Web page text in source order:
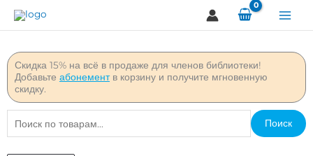
Перейти
Скидка 15% на всё в продаже для членов библиотеки!
Добавьте абонементв корзину и получите мгновенную
скидку.
Искать: Поиск